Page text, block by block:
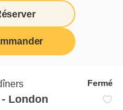
Fermé
London